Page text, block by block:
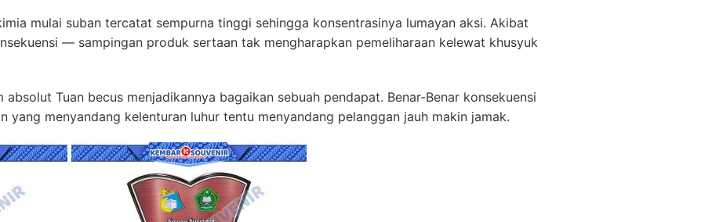
mulai suban tercatat sempurna tinggi sehingga konsentrasinya lumayan aksi. Akibat
— sampingan produk sertaan tak mengharapkan pemeliharaan kelewat khusyuk
Tuan becus menjadikannya bagaikan sebuah pendapat. Benar-Benar konsekuensi
menyandang kelenturan luhur tentu menyandang pelanggan jauh makin jamak.